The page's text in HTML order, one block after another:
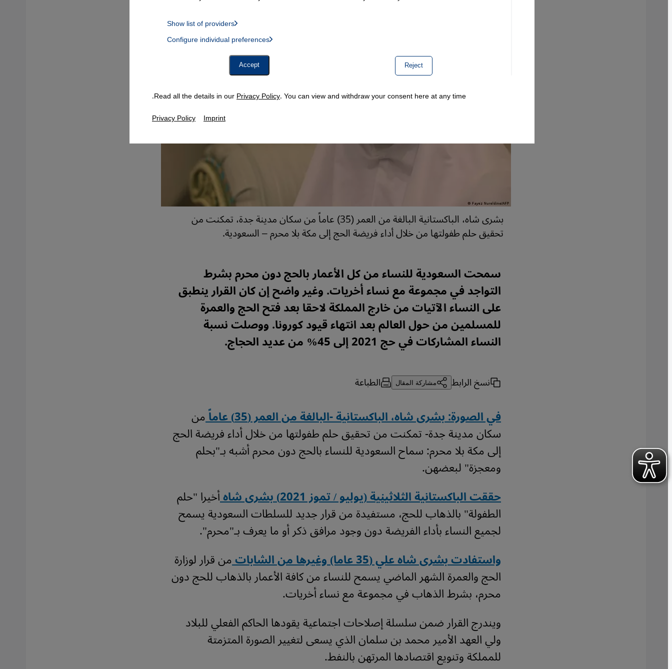
بشرى شاه، الباكستانية البالغة من العمر (35) عاماً من سكان مدينة جدة، تمكنت من
تحقيق حلم طفولتها من خلال أداء فريضة الحج إلى مكة بلا محرم – السعودية.
سمحت السعودية للنساء من كل الأعمار بالحج دون محرم بشرط
التواجد في مجموعة مع نساء أخريات. وغير واضح إن كان القرار ينطبق
على النساء الآتيات من خارج المملكة لاحقا بعد فتح الحج والعمرة
للمسلمين من حول العالم بعد انتهاء قيود كورونا. ووصلت نسبة
النساء المشاركات في حج 2021 إلى 45% من عديد الحجاج.
نسخ الرابط مشاركة المقال الطباعة
في الصورة: بشرى شاه، الباكستانية -البالغة من العمر (35) عاماً من
سكان مدينة جدة- تمكنت من تحقيق حلم طفولتها من خلال أداء فريضة الحج
إلى مكة بلا محرم: سماح السعودية للنساء بالحج دون محرم أشبه بـ"بحلم
ومعجزة" لبعضهن.
حققت الباكستانية الثلاثينية (يوليو / تموز 2021) بشرى شاه
أخيرا "حلم
الطفولة" بالذهاب للحج، مستفيدة من قرار جديد للسلطات السعودية يسمح
لجميع النساء بأداء الفريضة دون وجود مرافق ذكر أو ما يعرف بـ"محرم".
واستفادت بشرى شاه علي (35 عاما) وغيرها من الشابات
من قرار لوزارة
الحج والعمرة الشهر الماضي يسمح للنساء من كافة الأعمار بالذهاب للحج دون
محرم، بشرط الذهاب في مجموعة مع نساء أخريات.
ويندرج القرار ضمن سلسلة إصلاحات اجتماعية يقودها الحاكم الفعلي للبلاد
ولي العهد الأمير محمد بن سلمان الذي يسعى لتغيير الصورة المتزمتة
للمملكة وتنويع اقتصادها المرتهن بالنفط.
Reject
Show list of providers
Google Maps Embed, Google Tag Manager, Instagram Embed, Twitter Embed, Youtube Embed
Configure individual preferences
Accept
Read all the details in ourPrivacy Policy. You can view and withdraw your consent here at any time.
Privacy Policy Imprint